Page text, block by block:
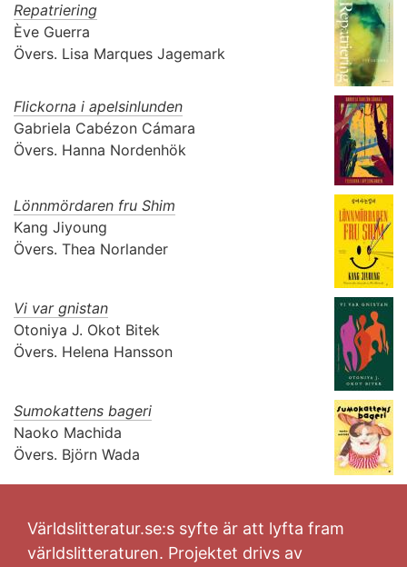
Repatriering
Ève Guerra
Övers. Lisa Marques Jagemark
Flickorna i apelsinlunden
Gabriela Cabézon Cámara
Övers. Hanna Nordenhök
Lönnmördaren fru Shim
Kang Jiyoung
Övers. Thea Norlander
Vi var gnistan
Otoniya J. Okot Bitek
Övers. Helena Hansson
Sumokattens bageri
Naoko Machida
Övers. Björn Wada
Världslitteratur.se:s syfte är att lyfta fram
världslitteraturen. Projektet drivs av